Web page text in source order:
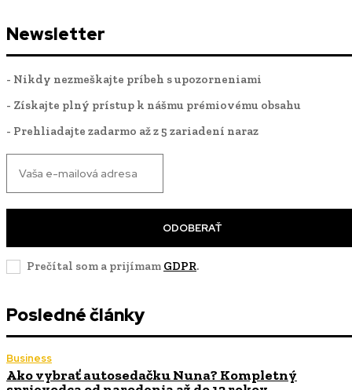
Newsletter
- Nikdy nezmeškajte príbeh s upozorneniami
- Získajte plný prístup k nášmu prémiovému obsahu
- Prehliadajte zadarmo až z 5 zariadení naraz
ODOBERAŤ
Prečítal som a prijímam GDPR.
Posledné články
Business
Ako vybrať autosedačku Nuna? Kompletný